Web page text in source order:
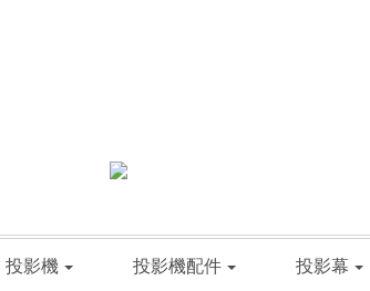
投影機 投影機配件 投影幕